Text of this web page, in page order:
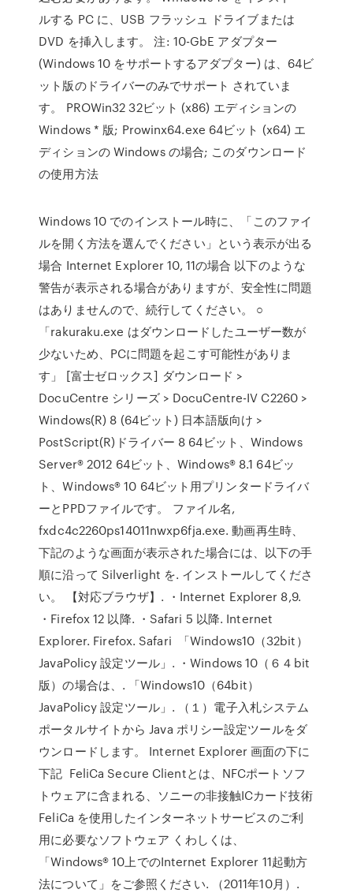
ルする PC に、USB フラッシュ ドライブまたは
DVD を挿入します。 注: 10-GbE アダプター
(Windows 10 をサポートするアダプター) は、64ビ
ット版のドライバーのみでサポート されていま
す。 PROWin32 32ビット (x86) エディションの
Windows * 版; Prowinx64.exe 64ビット (x64) エ
ディションの Windows の場合; このダウンロード
の使用方法
Windows 10 でのインストール時に、「このファイ
ルを開く方法を選んでください」という表示が出る
場合 Internet Explorer 10, 11の場合 以下のような
警告が表示される場合がありますが、安全性に問題
はありませんので、続行してください。 ○
「rakuraku.exe はダウンロードしたユーザー数が
少ないため、PCに問題を起こす可能性がありま
す」 [富士ゼロックス] ダウンロード >
DocuCentre シリーズ > DocuCentre-IV C2260 >
Windows(R) 8 (64ビット) 日本語版向け >
PostScript(R)ドライバー 8 64ビット、Windows
Server® 2012 64ビット、Windows® 8.1 64ビッ
ト、Windows® 10 64ビット用プリンタードライバ
ーとPPDファイルです。 ファイル名,
fxdc4c2260ps14011nwxp6fja.exe. 動画再生時、
下記のような画面が表示された場合には、以下の手
順に沿って Silverlight を. インストールしてくださ
い。 【対応ブラウザ】. ・Internet Explorer 8,9.
・Firefox 12 以降. ・Safari 5 以降. Internet
Explorer. Firefox. Safari 「Windows10（32bit）
JavaPolicy 設定ツール」. ・Windows 10（６４bit
版）の場合は、. 「Windows10（64bit）
JavaPolicy 設定ツール」. （１）電子入札システム
ポータルサイトから Java ポリシー設定ツールをダ
ウンロードします。 Internet Explorer 画面の下に
下記 FeliCa Secure Clientとは、NFCポートソフ
トウェアに含まれる、ソニーの非接触ICカード技術
FeliCa を使用したインターネットサービスのご利
用に必要なソフトウェア くわしくは、
「Windows® 10上でのInternet Explorer 11起動方
法について」をご参照ください. （2011年10月）.